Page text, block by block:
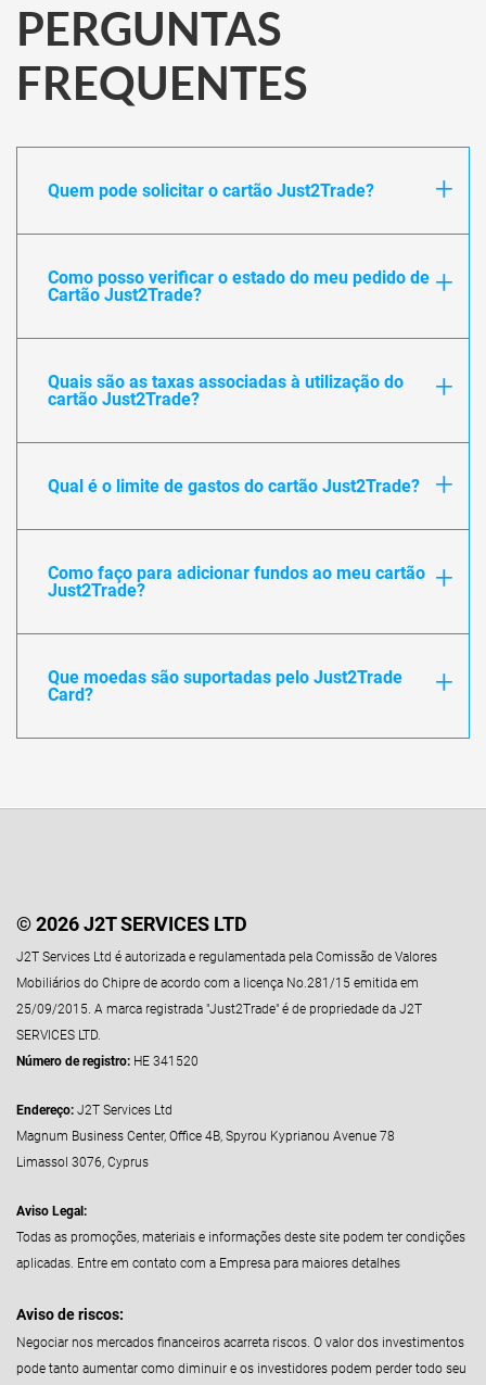
PERGUNTAS
FREQUENTES
Quem pode solicitar o cartão Just2Trade?
Como posso verificar o estado do meu pedido de
Cartão Just2Trade?
Quais são as taxas associadas à utilização do
cartão Just2Trade?
Qual é o limite de gastos do cartão Just2Trade?
Como faço para adicionar fundos ao meu cartão
Just2Trade?
Que moedas são suportadas pelo Just2Trade
Card?
© 2026 J2T SERVICES LTD
J2T Services Ltd é autorizada e regulamentada pela Comissão de Valores
Mobiliários do Chipre de acordo com a licença No.281/15 emitida em
25/09/2015. A marca registrada "Just2Trade" é de propriedade da J2T
SERVICES LTD.
Número de registro: HE 341520
Endereço: J2T Services Ltd
Magnum Business Center, Office 4B, Spyrou Kyprianou Avenue 78
Limassol 3076, Cyprus
Aviso Legal:
Todas as promoções, materiais e informações deste site podem ter condições
aplicadas. Entre em contato com a Empresa para maiores detalhes
Aviso de riscos:
Negociar nos mercados financeiros acarreta riscos. O valor dos investimentos
pode tanto aumentar como diminuir e os investidores podem perder todo seu